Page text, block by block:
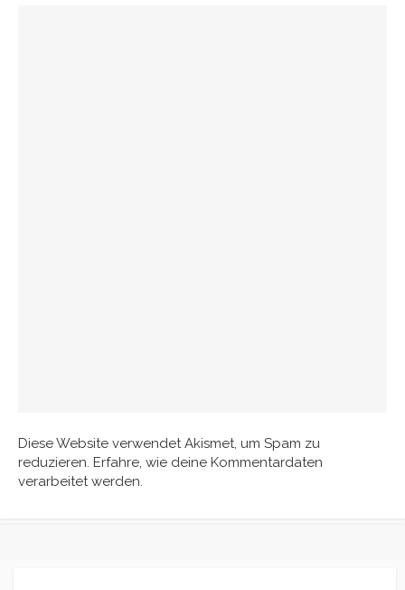
Diese Website verwendet Akismet, um Spam zu
reduzieren. Erfahre, wie deine Kommentardaten
verarbeitet werden.